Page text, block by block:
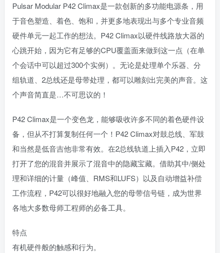
Pulsar Modular P42 Climax是一款创新的多功能电源条，用
于音色塑造、着色、饱和，并更多地表现出与多个专业音频
硬件单元一起工作的想法。P42 Climax以硬件线路放大器的
心跳开始，因为它有足够的CPU覆盖面来做到这一点（在单
个会话中可以超过300个实例）。无论是处理单个乐器、分
组轨道、2总线还是母带处理，都可以雕刻出完美的声音。这
个声音简直是…不可思议的！
P42 Climax是一个变色龙，能够吸收许多不同的着色硬件设
备，但从不打算复制任何一个！P42 Climax对鼓总线、军鼓
和当然是低音吉他非常有效。在2总线轨道上插入P42，立即
打开了您的混音并展示了混音中的隐藏宝藏。借助其中/侧处
理和详细的计量（峰值、RMS和LUFS）以及自动增益补偿
工作流程，P42可以很好地融入您的母带信号链，成为世界
各地大多数母师工程师的必备工具。
特点
有机硬件般的触感和行为。